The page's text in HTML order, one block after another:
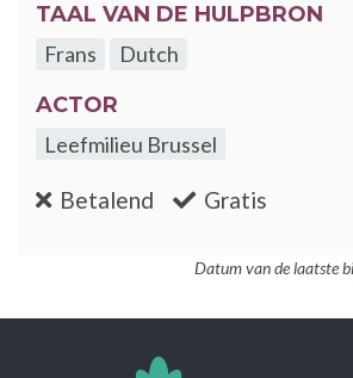
TAAL VAN DE HULPBRON
Frans
Dutch
ACTOR
Leefmilieu Brussel
Betalend :nee Gratis
Datum van de laatste